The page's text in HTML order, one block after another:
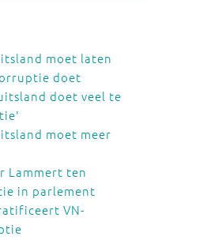
moet laten
doet
doet veel te
moet meer
Lammert ten
in parlement
VN-